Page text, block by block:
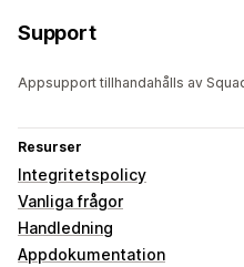
Support
Appsupport tillhandahålls av
Resurser
Integritetspolicy
Vanliga frågor
Handledning
Appdokumentation